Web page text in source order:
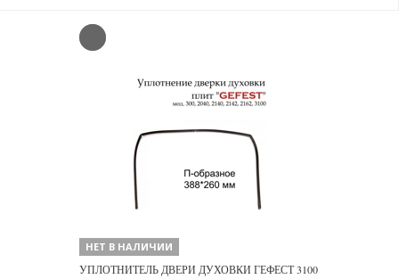
НЕТ В НАЛИЧИИ
УПЛОТНИТЕЛЬ ДВЕРИ ДУХОВКИ ГЕФЕСТ 3100